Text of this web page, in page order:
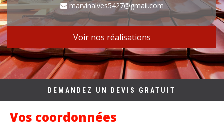
marvinalves5427@gmail.com
Voir nos réalisations
DEMANDEZ UN DEVIS GRATUIT
Vos coordonnées